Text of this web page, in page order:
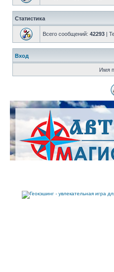
Статистика
Всего сообщений: 42293 |
Вход
Имя